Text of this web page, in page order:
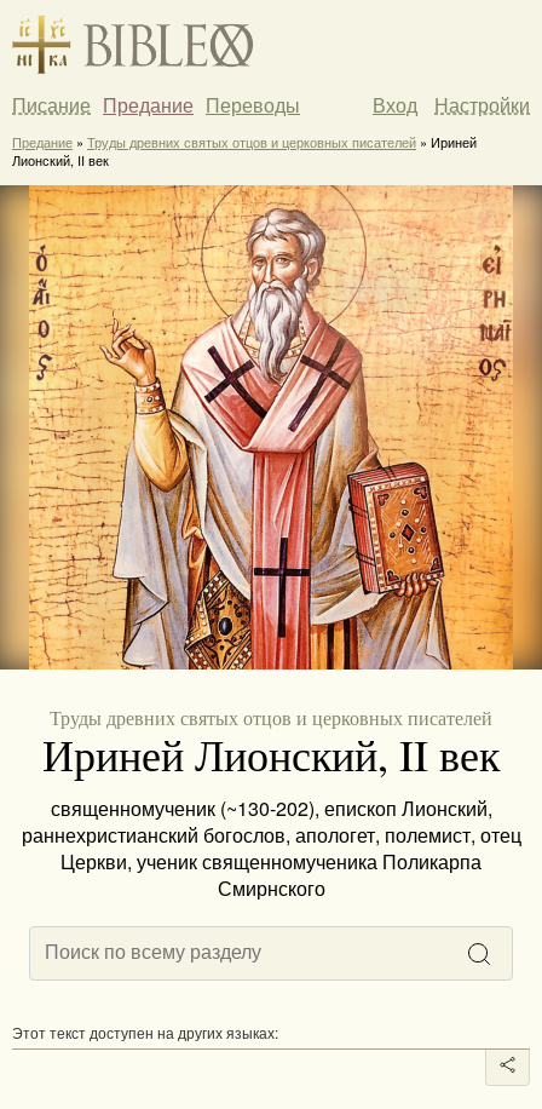
Писание Предание Переводы Вход Настройки
Предание » Труды древних святых отцов и церковных писателей » Ириней
Лионский, II век
Труды древних святых отцов и церковных писателей
Ириней Лионский, II век
священномученик (~130-202), епископ Лионский,
раннехристианский богослов, апологет, полемист, отец
Церкви, ученик священномученика Поликарпа
Смирнского
Этот текст доступен на других языках: